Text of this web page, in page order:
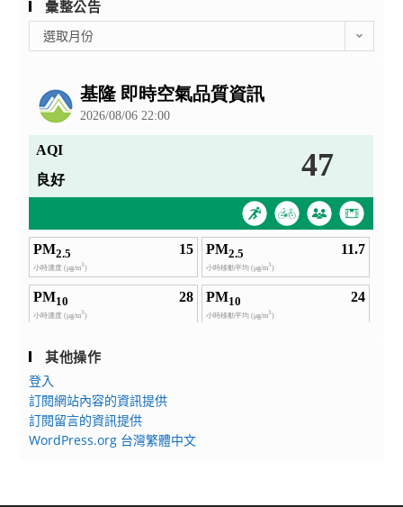
彙整公告
整
選取月份
其他操作
登入
訂閱網站內容的資訊提供
訂閱留言的資訊提供
WordPress.org 台灣繁體中文